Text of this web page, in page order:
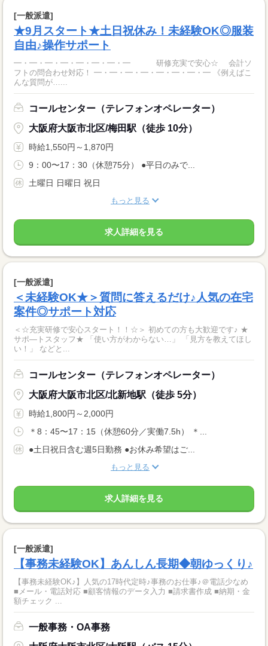
[一般派遣]
★9月スタート★土日祝休み！未経験OK◎服装
自由♪操作サポート
━・━・━・━・━・━・━・━ 研修充実で安心☆ 会計ソ
フトの問合わせ対応！ ━・━・━・━・━・━・━・━ 《例えばこ
んな質問が…...
コールセンター（テレフォンオペレーター）
大阪府大阪市北区/梅田駅（徒歩 10分）
時給1,550円～1,870円
9：00〜17：30（休憩75分） ●平日のみで...
土曜日 日曜日 祝日
もっと見る
求人詳細を見る
[一般派遣]
＜未経験OK★＞質問に答えるだけ♪人気の在宅
案件◎サポート対応
＜☆充実研修で安心スタート！！☆＞ 初めての方も大歓迎です♪ ★
サポ―トスタッフ★ 「使い方がわからない…」 「見方を教えてほし
い！」 などと...
コールセンター（テレフォンオペレーター）
大阪府大阪市北区/北新地駅（徒歩 5分）
時給1,800円～2,000円
＊8：45〜17：15（休憩60分／実働7.5h） ＊...
●土日祝日含む週5日勤務 ●お休み希望はご...
もっと見る
求人詳細を見る
[一般派遣]
【事務未経験OK】あんしん長期◆朝ゆっくり♪
【事務未経験OK♪】人気の17時代定時♪事務のお仕事♪＠電話少なめ
■メール・電話対応 ■顧客情報のデータ入力 ■請求書作成 ■納期・金
額チェック ...
一般事務・OA事務